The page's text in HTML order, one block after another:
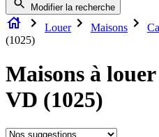
Modifier la recherche
Louer Maisons
(1025)
Maisons à
VD (1025)